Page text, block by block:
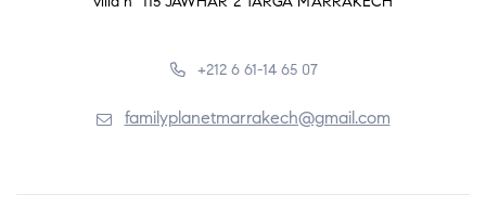
+212 6 61-14 65 07
familyplanetmarrakech@gmail.com